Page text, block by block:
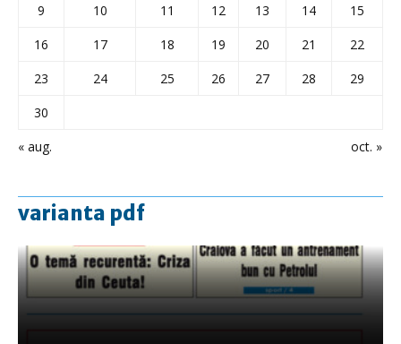
« aug. oct. »
9
10 11 12 13 14
15
16
17 18 19 20 21
22
23
24 25 26 27 28
29
30
varianta pdf